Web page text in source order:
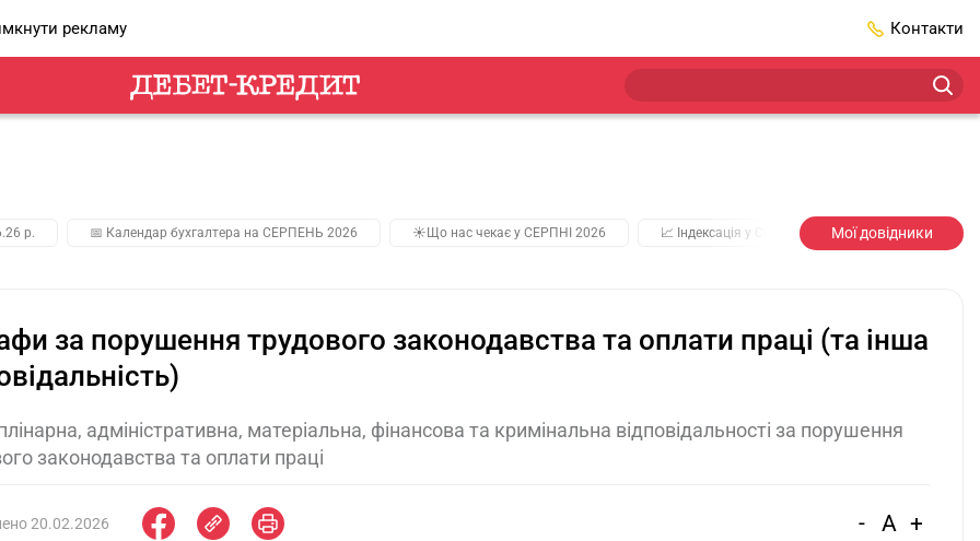
рекламу Контакти
р. 📅 Календар бухгалтера на СЕРПЕНЬ 2026 ☀️Що нас чекає у СЕРПНІ 2026 📈 Індексація у СЕРПНІ 2️⃣0️⃣2️⃣7️⃣ Усі
Мої довідники
за порушення трудового законодавства та оплати праці (та інша
адміністративна, матеріальна, фінансова та кримінальна відповідальності за порушення
законодавства та оплати праці
20.02.2026 - A +